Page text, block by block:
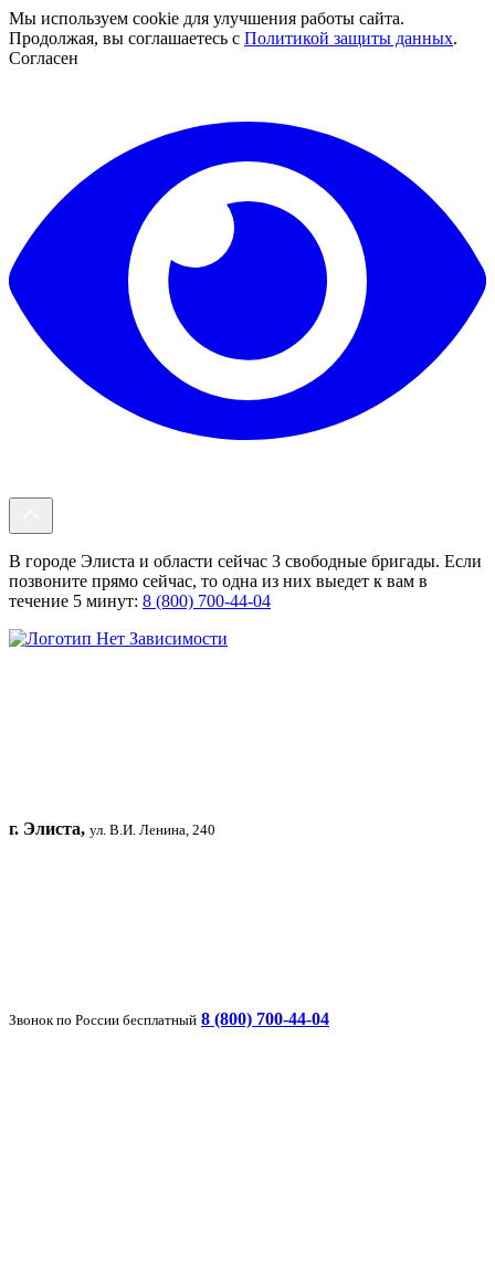
Мы используем cookie для улучшения работы сайта.
Продолжая, вы соглашаетесь с Политикой защиты данных.
Согласен
В городе Элиста и области сейчас 3 свободные бригады. Если
позвоните прямо сейчас, то одна из них выедет к вам в
течение 5 минут: 8 (800) 700-44-04
г. Элиста, ул. В.И. Ленина, 240
Звонок по России бесплатный 8 (800) 700-44-04